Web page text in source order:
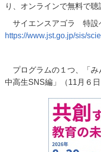
り、オンラインで無料で聴
サイエンスアゴラ 特
https://www.jst.go.jp/sis/
プログラムの１つ、「
中高生SNS編」（11月６日